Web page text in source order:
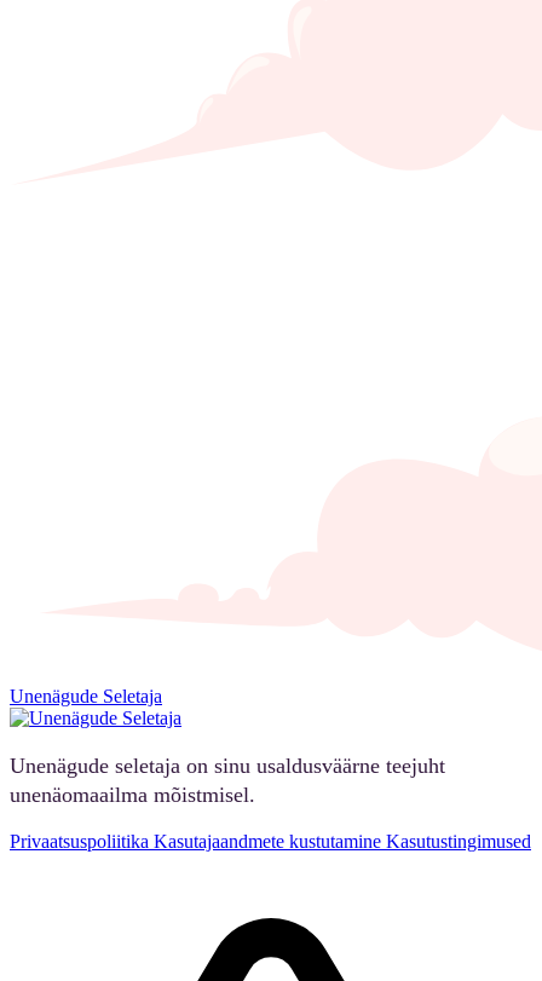
Unenägude Seletaja
Unenägude seletaja on sinu usaldusväärne teejuht
unenäomaailma mõistmisel.
Privaatsuspoliitika Kasutajaandmete kustutamine Kasutustingimused